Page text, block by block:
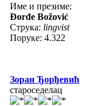
Име и презиме:
Đorđe Božović
Струка: lingvist
Поруке: 4.322
Зоран Ђорђевић
староседелац